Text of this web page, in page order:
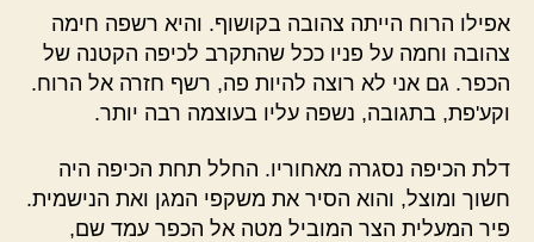
אפילו הרוח הייתה צהובה בקושוף. והיא רשפה חימה
צהובה וחמה על פניו ככל שהתקרב לכיפה הקטנה של
הכפר. גם אני לא רוצה להיות פה, רשף חזרה אל הרוח.
וקע'פת, בתגובה, נשפה עליו בעוצמה רבה יותר.
דלת הכיפה נסגרה מאחוריו. החלל תחת הכיפה היה
חשוך ומוצל, והוא הסיר את משקפי המגן ואת הנישמית.
פיר המעלית הצר המוביל מטה אל הכפר עמד שם,